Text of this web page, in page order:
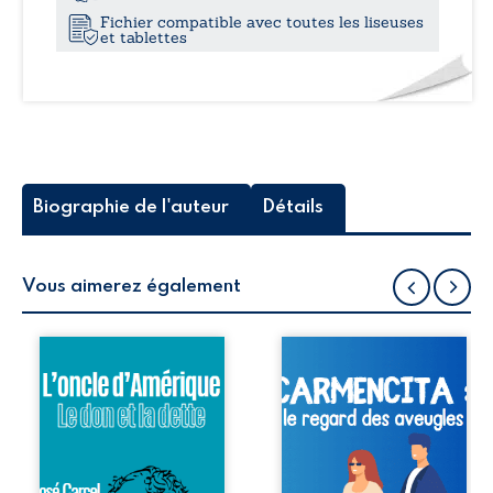
Fichier compatible avec toutes les liseuses
et tablettes
Biographie de l'auteur Détails
Vous aimerez également
d’affaires, Désiré
et Jean, font
fortune, l’un dans
le rachat des
faillite et l’autre
Carmencita, les
malades mentaux
ne sont pas les
seuls aveugles
d’esprit, les
“normaux” aussi. »